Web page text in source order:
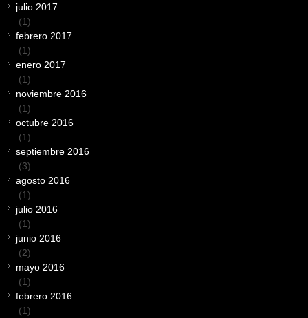
julio 2017
(1)
febrero 2017
(1)
enero 2017
(1)
noviembre 2016
(1)
octubre 2016
(1)
septiembre 2016
(3)
agosto 2016
(1)
julio 2016
(1)
junio 2016
(2)
mayo 2016
(1)
febrero 2016
(1)